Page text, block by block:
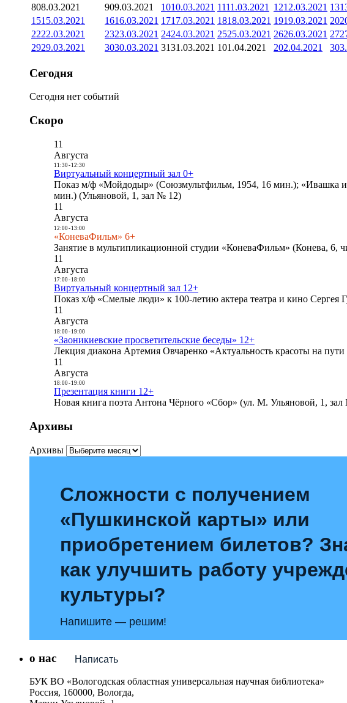
808.03.2021 909.03.2021 1010.03.2021 1111.03.2021 1212.03.2021 13
1515.03.2021 1616.03.2021 1717.03.2021 1818.03.2021 1919.03.2021 20
2222.03.2021 2323.03.2021 2424.03.2021 2525.03.2021 2626.03.2021 27
2929.03.2021 3030.03.2021 3131.03.2021 101.04.2021 202.04.2021 3
Сегодня
Сегодня нет событий
Скоро
11
Августа
11:30- 12:30
Виртуальный концертный зал 0+
Показ м/ф «Мойдодыр» (Союзмультфильм, 1954, 16 мин.); «Ивашка
мин.) (Ульяновой, 1, зал № 12)
11
Августа
12:00- 13:00
«КоневаФильм» 6+
Занятие в мультипликационной студии «КоневаФильм» (Конева, 6,
11
Августа
17:00- 18:00
Виртуальный концертный зал 12+
Показ х/ф «Смелые люди» к 100-летию актера театра и кино
11
Августа
18:00- 19:00
«Заоникиевские просветительские беседы» 12+
Лекция диакона Артемия Овчаренко «Актуальность красоты на
11
Августа
18:00- 19:00
Презентация книги 12+
Новая книга поэта Антона Чёрного «Сбор» (ул. М. Ульяновой, 1,
Архивы
Архивы
Сложности с получением
«Пушкинской карты» или
приобретением билетов?
как улучшить работу
культуры?
Напишите — решим!
Написать
о нас
БУК ВО «Вологодская областная универсальная научная библиотека»
Россия, 160000, Вологда,